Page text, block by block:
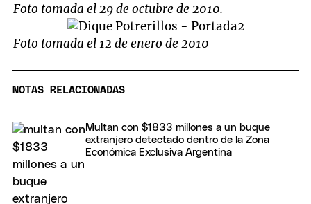
Foto tomada el 29 de octubre de 2010.
Foto tomada el 12 de enero de 2010
NOTAS RELACIONADAS
Multan con $1833 millones a un buque
extranjero detectado dentro de la Zona
Económica Exclusiva Argentina